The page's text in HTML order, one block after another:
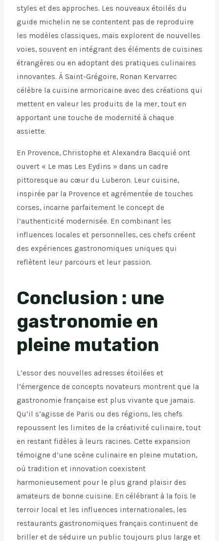
styles et des approches. Les nouveaux étoilés du
guide michelin ne se contentent pas de reproduire
les modèles classiques, mais explorent de nouvelles
voies, souvent en intégrant des éléments de cuisines
étrangères ou en adoptant des pratiques culinaires
innovantes. À Saint-Grégoire, Ronan Kervarrec
célèbre la cuisine armoricaine avec des créations qui
mettent en valeur les produits de la mer, tout en
apportant une touche de modernité à chaque
assiette.
En Provence, Christophe et Alexandra Bacquié ont
ouvert « Le mas Les Eydins » dans un cadre
pittoresque au cœur du Luberon. Leur cuisine,
inspirée par la Provence et agrémentée de touches
corses, incarne parfaitement le concept de
l’authenticité modernisée. En combinant les
influences locales et personnelles, ces chefs créent
des expériences gastronomiques uniques qui
reflètent leur parcours et leur passion.
Conclusion : une
gastronomie en
pleine mutation
L’essor des nouvelles adresses étoilées et
l’émergence de concepts novateurs montrent que la
gastronomie française est plus vivante que jamais.
Qu’il s’agisse de Paris ou des régions, les chefs
repoussent les limites de la créativité culinaire, tout
en restant fidèles à leurs racines. Cette expansion
témoigne d’une scène culinaire en pleine mutation,
où tradition et innovation coexistent
harmonieusement pour le plus grand plaisir des
amateurs de bonne cuisine. En célébrant à la fois le
terroir local et les influences internationales, les
restaurants gastronomiques français continuent de
briller et de séduire un public toujours plus large et